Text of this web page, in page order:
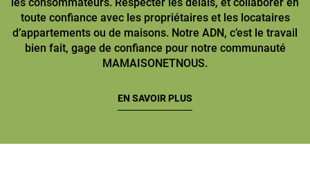
toute confiance avec les propriétaires et les locataires
d’appartements ou de maisons. Notre ADN, c’est le travail
bien fait, gage de confiance pour notre communauté
MAMAISONETNOUS.
EN SAVOIR PLUS